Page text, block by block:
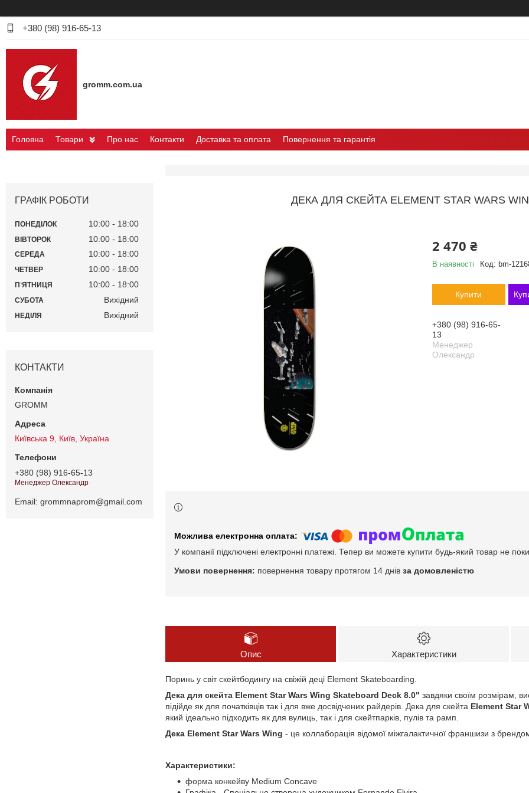
+380 (98) 916-65-13
gromm.com.ua
Головна Товари Про нас Контакти Доставка та оплата Повернення та гарантія
ДЕКА ДЛЯ СКЕЙТА ELEMENT STAR WARS
2 470 ₴
В наявності Код: bm-
Купити
+380 (98) 916-65-
13
Менеджер
Олександр
У компанії підключені електронні платежі. Тепер ви можете купити будь-який товар не
повернення товару протягом 14 днів за домовленістю
Опис Характеристики
Поринь у світ скейтбодингу на свіжій деці Element Skateboarding.
Дека для скейта Element Star Wars Wing Skateboard Deck 8.0" завдяки своїм розмірам,
підійде як для початківців так і для вже досвідчених райдерів. Дека для скейта Element Star
який ідеально підходить як для вулиць, так і для скейтпарків, пулів та рамп.
Дека Element Star Wars Wing - це коллаборація відомої міжгалактичної франшизи з
Характеристики:
форма конкейву Medium Concave
ГРАФІК РОБОТИ
ПОНЕДІЛОК 10:00 18:00
ВІВТОРОК 10:00 18:00
СЕРЕДА 10:00 18:00
ЧЕТВЕР 10:00 18:00
ПʼЯТНИЦЯ 10:00 18:00
СУБОТА Вихідний
НЕДІЛЯ Вихідний
КОНТАКТИ
GROMM
Київська 9, Київ, Україна
+380 (98) 916-65-13
Менеджер Олександр
Email grommnaprom@gmail.com